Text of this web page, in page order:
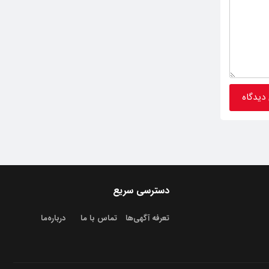
دسترسی سریع
تعرفه آگهی‌ها تماس با ما درباره‌‌ما